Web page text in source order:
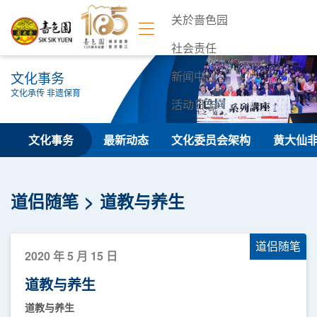
关於啬色园
社会责任
新闻中心
活动日志
联络我们
文化事务
文化承传 非遗保育
文化事务 最新动态 文化委员会架构 黄大仙
道侣随笔 道教与养生
道侣随笔
2020 年 5 月 15 日
道教与养生
道教与养生